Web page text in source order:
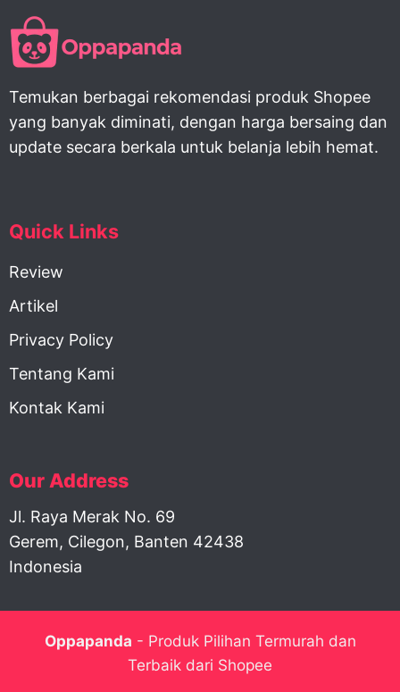
Temukan berbagai rekomendasi produk Shopee
yang banyak diminati, dengan harga bersaing dan
update secara berkala untuk belanja lebih hemat.
Quick Links
Review
Artikel
Privacy Policy
Tentang Kami
Kontak Kami
Our Address
Jl. Raya Merak No. 69
Gerem, Cilegon, Banten 42438
Indonesia
Oppapanda - Produk Pilihan Termurah dan
Terbaik dari Shopee